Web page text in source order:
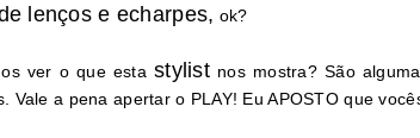
lenços e echarpes, ok?
ver o que estastylist nos mostra? São
Vale a pena apertar o PLAY! Eu APOSTO que